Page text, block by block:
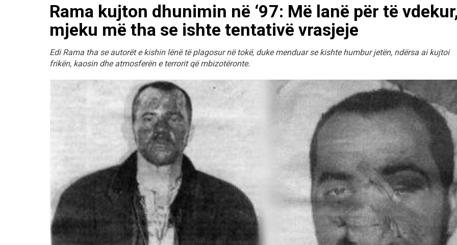
Rama kujton dhunimin në ‘97: Më lanë për të
mjeku më tha se ishte tentativë vrasjeje
Edi Rama tha se autorët e kishin lënë të plagosur në tokë, duke menduar se kishte humbur jetën, ndërsa ai kujtoi
frikën, kaosin dhe atmosferën e terrorit që mbizotëronte.